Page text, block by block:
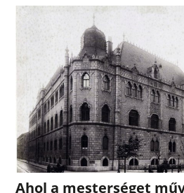
Ahol a mesterséget